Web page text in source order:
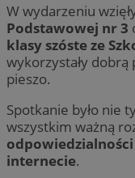
W wydarzeniu
Podstawowej nr 3
klasy szóste ze
wykorzystały dobrą
pieszo.
Spotkanie było nie
wszystkim ważną
odpowiedzialności
internecie.